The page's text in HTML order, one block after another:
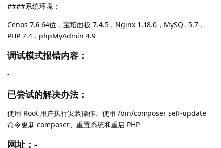
####系统环境：
Cenos 7.6 64位，宝塔面板 7.4.5，Nginx 1.18.0，MySQL 5.7，
PHP 7.4，phpMyAdmin 4.9
调试模式报错内容：
-
已尝试的解决办法：
使用 Root 用户执行安装操作、使用 /bin/composer self-update
命令更新 composer、重置系统和重启 PHP
网址：-